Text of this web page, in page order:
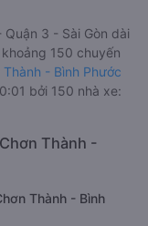
3 - Sài Gòn dài
150 chuyến
- Bình Phước
bởi 150 nhà xe:
Thành -
Thành - Bình